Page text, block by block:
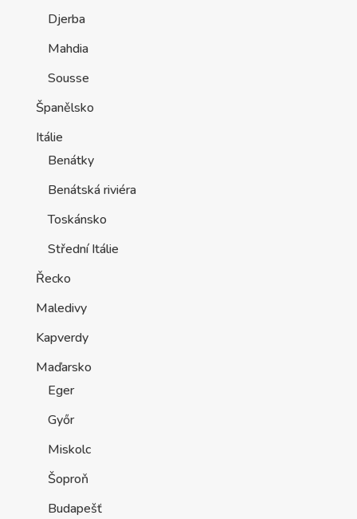
Djerba
Mahdia
Sousse
Španělsko
Itálie
Benátky
Benátská riviéra
Toskánsko
Střední Itálie
Řecko
Maledivy
Kapverdy
Maďarsko
Eger
Győr
Miskolc
Šoproň
Budapešť